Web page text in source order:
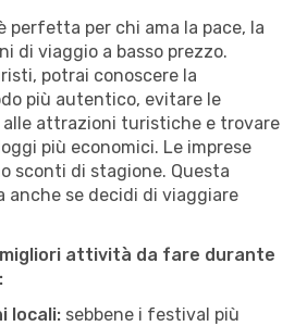
perfetta per chi ama la pace, la
di viaggio a basso prezzo.
potrai conoscere la
più autentico, evitare le
attrazioni turistiche e trovare
più economici. Le imprese
sconti di stagione. Questa
se decidi di viaggiare
migliori attività da fare durante
locali: sebbene i festival più